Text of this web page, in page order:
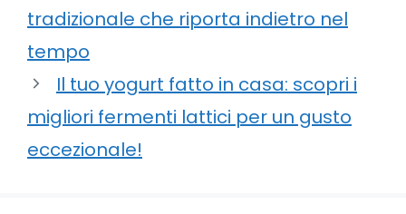
tradizionale che riporta indietro nel
tempo
Il tuo yogurt fatto in casa: scopri i
migliori fermenti lattici per un gusto
eccezionale!